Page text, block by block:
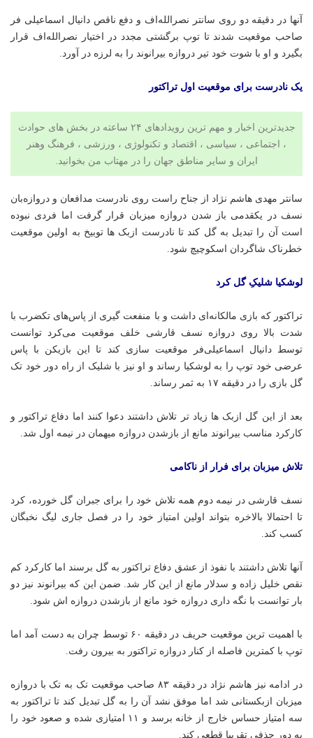
آنها در دقیقه دو روی سانتر نصرالله‌اف و دفع ناقص دانیال اسماعیلی فر
صاحب موقعیت شدند تا توپ برگشتی مجدد در اختیار
نصرالله‌اف قرار
بگیرد و او با شوت خود تیر دروازه بیرانوند را به لرزه در آورد.
یک نادرست برای موقعیت اول تراکتور
جدیدترین اخبار و مهم ترین رویدادهای ۲۴ ساعته در بخش های حوادث
، اجتماعی ، سیاسی ، اقتصاد و تکنولوژی ، ورزشی ، فرهنگ وهنر
ایران و سایر مناطق جهان را در مهتاب من بخوانید.
سانتر مهدی هاشم نژاد از جناح راست روی نادرست مدافعان و دروازه‌بان
نسف در یکقدمی باز شدن دروازه میزبان قرار گرفت اما فردی نبوده
است آن را تبدیل به گل کند تا نادرست ازبک ها توبیخ به اولین موقعیت
خطرناک شاگردان اسکوچیچ شود.
لوشکیا شلیکِ گل کرد
تراکتور که بازی مالکانه‌ای داشت و با منفعت گیری از پاس‌های تکضرب با
شدت بالا روی دروازه نسف قارشی خلف موقعیت می‌کرد توانست
توسط دانیال اسماعیلی‌فر موقعیت سازی کند تا این بازیکن با پاس
عرضی خود توپ را به لوشکیا رساند و او نیز با شلیک از راه دور خود تک
گل بازی را در دقیقه ۱۷ به ثمر رساند.
بعد از این گل ازبک ها زیاد تر تلاش داشتند دعوا کنند اما دفاع تراکتور و
کارکرد مناسب بیرانوند مانع از بازشدن دروازه میهمان در نیمه اول شد.
تلاش میزبان برای فرار از ناکامی
نسف قارشی در نیمه دوم همه تلاش خود را برای جبران گل خورده، کرد
تا احتمالا بالاخره بتواند اولین امتیاز خود را در فصل جاری لیگ نخبگان
کسب کند.
آنها تلاش داشتند با نفوذ از عشق دفاع تراکتور به گل برسند اما کارکرد کم
نقص خلیل زاده و سدلار مانع از این کار شد. ضمن این که بیرانوند نیز دو
بار توانست با نگه داری دروازه خود مانع از بازشدن دروازه اش شود.
با اهمیت ترین موقعیت حریف در دقیقه ۶۰ توسط چران به دست آمد اما
توپ با کمترین فاصله از کنار دروازه تراکتور به بیرون رفت.
در ادامه نیز هاشم نژاد در دقیقه ۸۳ صاحب موقعیت تک به تک با دروازه
میزبان ازبکستانی شد اما موفق نشد آن را به گل تبدیل کند تا تراکتور به
سه امتیاز حساس خارج از خانه برسد و ۱۱ امتیازی شده و صعود خود را
به دور حذفی تقریبا قطعی کند.